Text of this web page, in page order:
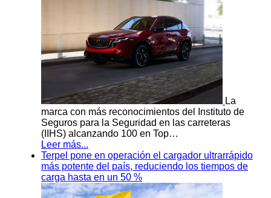
La
marca con más reconocimientos del Instituto de
Seguros para la Seguridad en las carreteras
(IIHS) alcanzando 100 en Top…
Leer más...
Terpel pone en operación el cargador ultrarrápido
más potente del país, reduciendo los tiempos de
carga hasta en un 50 %